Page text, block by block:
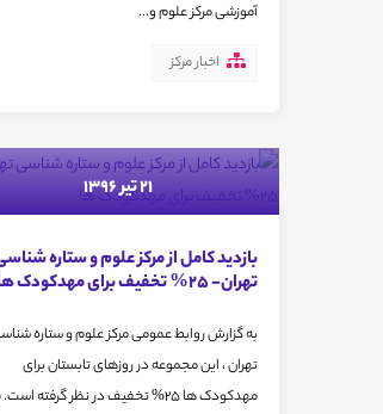
آموزشی مرکز علوم و...
اخبار مرکز
21 تیر 1396
بازدید کامل از مرکز علوم و ستاره
تهران- 25% تخفیف برای مهدکودک ها
به گزارش روابط عمومی مرکز علوم و ستاره
تهران ، این مجموعه در روزهای تابستان برای
مهدکودک ها 25% تخفیف در نظر گرفته